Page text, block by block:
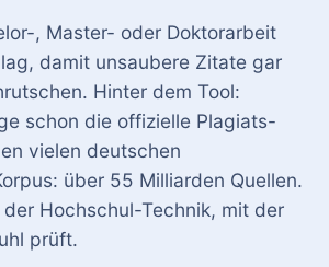
, Master- oder Doktorarbeit
damit unsaubere Zitate gar
Hinter dem Tool:
schon die offizielle Plagiats-
vielen deutschen
über 55 Milliarden Quellen.
Hochschul-Technik, mit der
prüft.